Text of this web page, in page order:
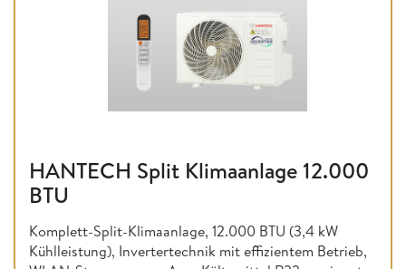
HANTECH Split Klimaanlage 12.000
BTU
Komplett-Split-Klimaanlage, 12.000 BTU (3,4 kW
Kühlleistung), Invertertechnik mit effizientem Betrieb,